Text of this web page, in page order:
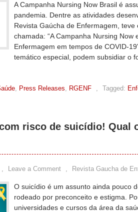
A Campanha Nursing Now Brasil é
pandemia. Dentre as atividades
Revista Gaúcha de Enfermagem,
chamada: “A Campanha Nursing Now
Enfermagem em tempos de COVID-
temático especial, podem subsidiar o
, Press Releases, RGENF , Tagged:
risco de suicídio! Qual
, Leave a Comment , Revista Gaucha de
O suicídio é um assunto ainda pouco
rodeado por preconceito e estigma.
universidades e cursos da área da